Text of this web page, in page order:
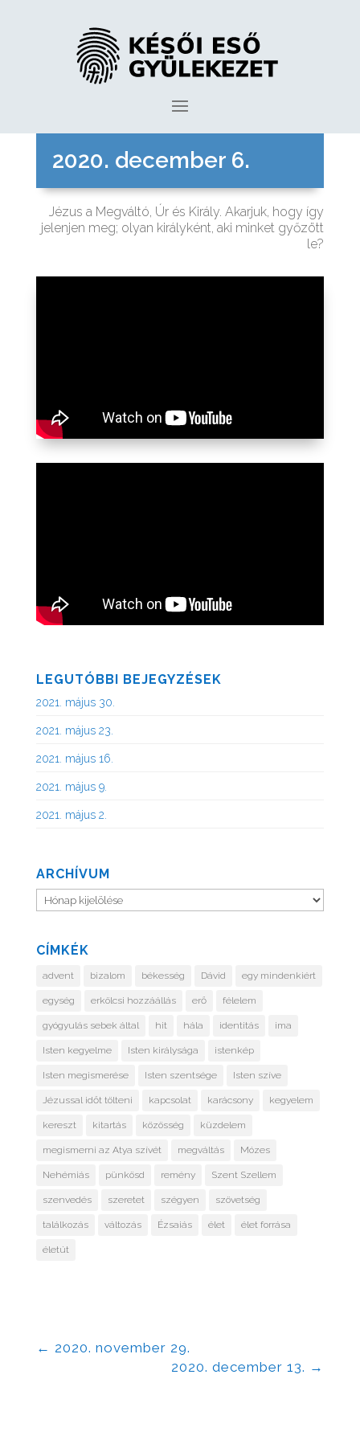
2020. december 6.
Jézus a Megváltó, Úr és Király. Akarjuk, hogy így
jelenjen meg; olyan királyként, aki minket győzött
le?
LEGUTÓBBI BEJEGYZÉSEK
2021. május 30.
2021. május 23.
2021. május 16.
2021. május 9.
2021. május 2.
ARCHÍVUM
Archívum
CÍMKÉK
advent bizalom békesség Dávid egy mindenkiért
egység erkölcsi hozzáállás erő félelem
gyógyulás sebek által hit hála identitás ima
Isten kegyelme Isten királysága istenkép
Isten megismerése Isten szentsége Isten szíve
Jézussal időt tölteni kapcsolat karácsony kegyelem
kereszt kitartás közösség küzdelem
megismerni az Atya szívét megváltás Mózes
Nehémiás pünkösd remény Szent Szellem
szenvedés szeretet szégyen szövetség
találkozás változás Ézsaiás élet élet forrása
életút
← 2020. november 29.
2020. december 13. →